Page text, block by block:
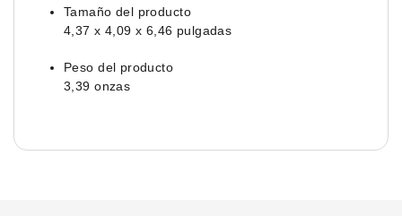
Tamaño del producto
4,37 x 4,09 x 6,46 pulgadas
Peso del producto
3,39 onzas